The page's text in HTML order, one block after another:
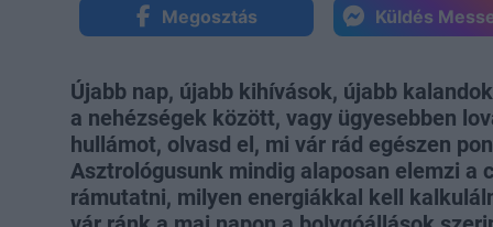
Megosztás Küldés
Újabb nap, újabb kihívások, újabb
a nehézségek között, vagy ügyesebben
hullámot, olvasd el, mi vár rád egészen
Asztrológusunk mindig alaposan elemzi a
rámutatni, milyen energiákkal kell